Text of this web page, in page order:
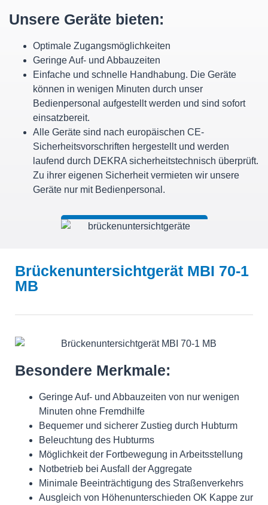
Unsere Geräte bieten:
Optimale Zugangsmöglichkeiten
Geringe Auf- und Abbauzeiten
Einfache und schnelle Handhabung. Die Geräte
können in wenigen Minuten durch unser
Bedienpersonal aufgestellt werden und sind sofort
einsatzbereit.
Alle Geräte sind nach europäischen CE-
Sicherheitsvorschriften hergestellt und werden
laufend durch DEKRA sicherheitstechnisch überprüft.
Zu ihrer eigenen Sicherheit vermieten wir unsere
Geräte nur mit Bedienpersonal.
Brückenuntersichtgerät MBI 70-1
MB
Besondere Merkmale:
Geringe Auf- und Abbauzeiten von nur wenigen
Minuten ohne Fremdhilfe
Bequemer und sicherer Zustieg durch Hubturm
Beleuchtung des Hubturms
Möglichkeit der Fortbewegung in Arbeitsstellung
Notbetrieb bei Ausfall der Aggregate
Minimale Beeinträchtigung des Straßenverkehrs
Ausgleich von Höhenunterschieden OK Kappe zur